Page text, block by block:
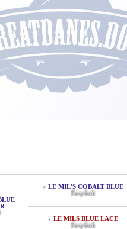
♂ LE MIL'S COBALT BLUE
Голубой
♀ LE MILS BLUE LACE
Голубой